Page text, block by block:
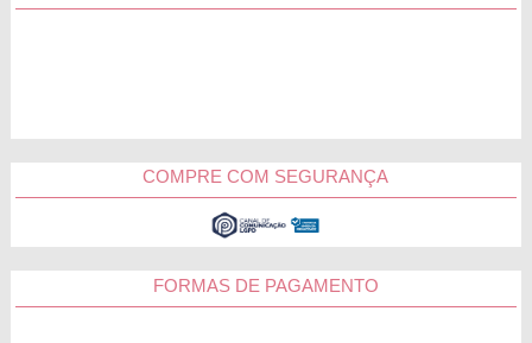
COMPRE COM SEGURANÇA
FORMAS DE PAGAMENTO